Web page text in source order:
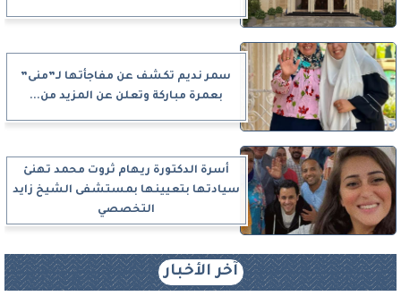
سمر نديم تكشف عن مفاجأتها لـ”منى”
بعمرة مباركة وتعلن عن المزيد من...
أسرة الدكتورة ريهام ثروت محمد تهنئ
سيادتها بتعيينها بمستشفى الشيخ زايد
التخصصي
آخر الأخبار